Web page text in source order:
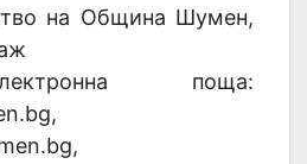
на Община Шумен,
поща: